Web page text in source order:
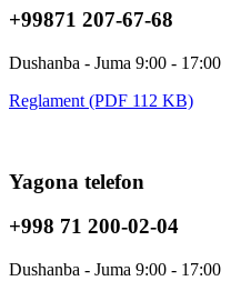
+99871 207-67-68
Dushanba - Juma 9:00 - 17:00
Reglament (PDF 112 KB)
Yagona telefon
+998 71 200-02-04
Dushanba - Juma 9:00 - 17:00